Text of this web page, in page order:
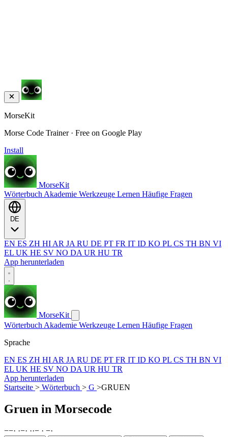
MorseKit
Morse Code Trainer · Free on Google Play
Install
MorseKit
Wörterbuch Akademie Werkzeuge Lernen Häufige Fragen
EN ES ZH HI AR JA RU DE PT FR IT ID KO PL CS TH BN VI
EL UK HE SV NO DA UR HU TR
App herunterladen
MorseKit
Wörterbuch Akademie Werkzeuge Lernen Häufige Fragen
Sprache
EN ES ZH HI AR JA RU DE PT FR IT ID KO PL CS TH BN VI
EL UK HE SV NO DA UR HU TR
App herunterladen
Startseite > Wörterbuch > G >GRUEN
Gruen in Morsecode
−−· ·−· ··− · −·